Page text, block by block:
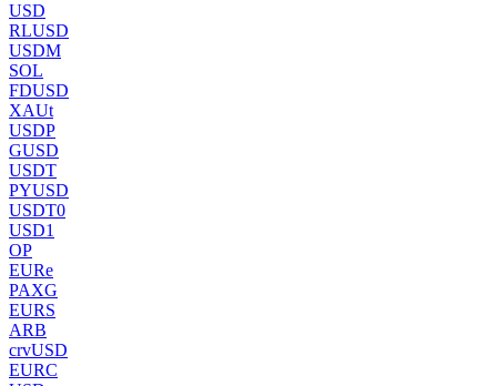
USD
RLUSD
USDM
SOL
FDUSD
XAUt
USDP
GUSD
USDT
PYUSD
USDT0
USD1
OP
EURe
PAXG
EURS
ARB
crvUSD
EURC